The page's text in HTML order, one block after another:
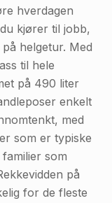
hverdagen
kjører til jobb,
helgetur. Med
til hele
på 490 liter
enkelt
med
som er typiske
som
på
for de fleste